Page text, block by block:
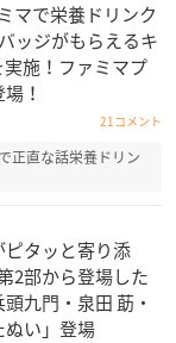
マで栄養ドリンク
ッジがもらえるキ
実施！ファミマプ
！
21コメント
正直な話栄養ドリン
タッと寄り添
2部から登場した
九門・泉田 莇・
ぬい」登場